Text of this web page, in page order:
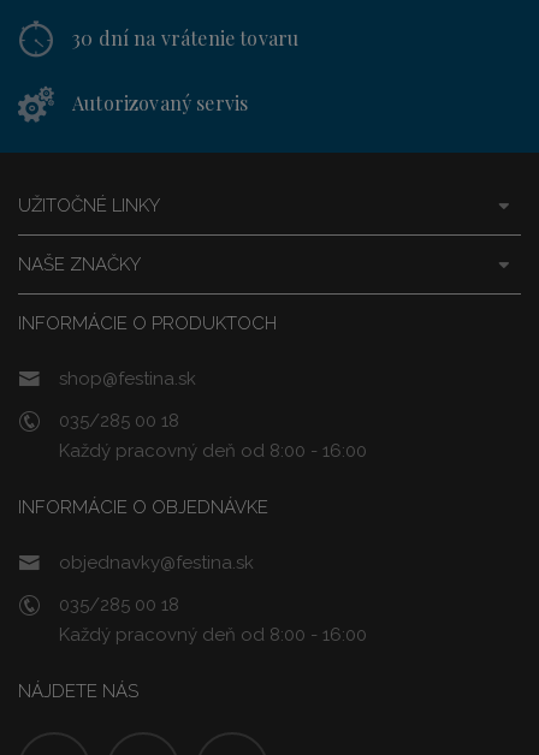
30 dní na vrátenie tovaru
Autorizovaný servis
INFORMÁCIE O PRODUKTOCH
shop@festina.sk
035/285 00 18
Každý pracovný deň od 8:00 - 16:00
INFORMÁCIE O OBJEDNÁVKE
objednavky@festina.sk
035/285 00 18
Každý pracovný deň od 8:00 - 16:00
NAŠE ZNAČKY
UŽITOČNÉ LINKY
NÁJDETE NÁS